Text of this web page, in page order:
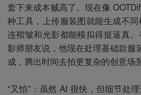
套下来成本贼高了。现在像
种工具，上传服装图就能生成不
连褶皱和光影都能模拟得挺逼真
影师朋友说，他现在处理基础款服
成，腾出时间去拍更复杂的创意场
“又怕”：虽然 AI 很快，但细节处